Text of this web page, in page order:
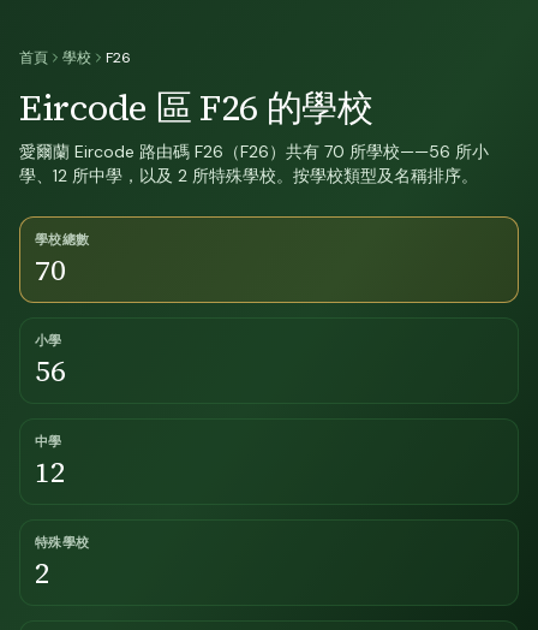
首頁 學校 F26
Eircode 區 F26 的學校
愛爾蘭 Eircode 路由碼 F26（F26）共有 70 所學校——56 所小
學、12 所中學，以及 2 所特殊學校。按學校類型及名稱排序。
學校總數
70
小學
56
中學
12
特殊學校
2